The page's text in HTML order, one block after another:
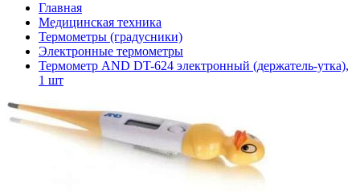
Главная
Медицинская техника
Термометры (градусники)
Электронные термометры
Термометр AND DT-624 электронный (держатель-утка),
1 шт